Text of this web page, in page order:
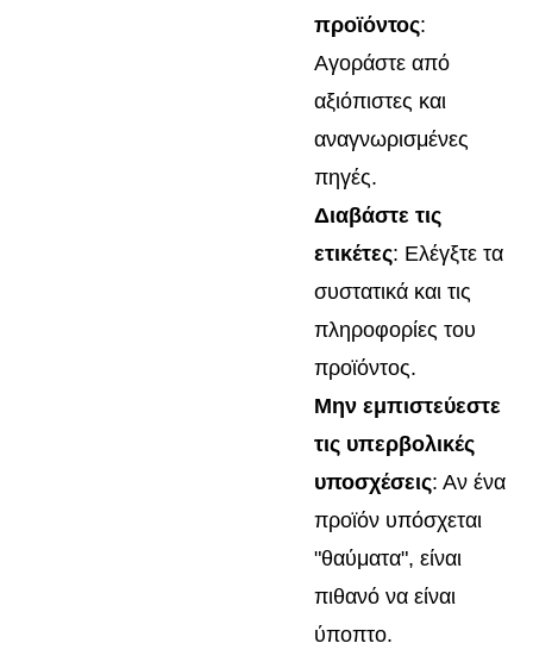
προϊόντος:
Αγοράστε από
αξιόπιστες και
αναγνωρισμένες
πηγές.
Διαβάστε τις
ετικέτες: Ελέγξτε τα
συστατικά και τις
πληροφορίες του
προϊόντος.
Μην εμπιστεύεστε
τις υπερβολικές
υποσχέσεις: Αν ένα
προϊόν υπόσχεται
"θαύματα", είναι
πιθανό να είναι
ύποπτο.